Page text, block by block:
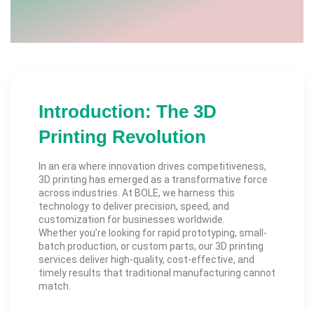
Introduction: The 3D
Printing Revolution
In an era where innovation drives competitiveness,
3D printing has emerged as a transformative force
across industries. At BOLE, we harness this
technology to deliver precision, speed, and
customization for businesses worldwide.
Whether you’re looking for rapid prototyping, small-
batch production, or custom parts, our 3D printing
services deliver high-quality, cost-effective, and
timely results that traditional manufacturing cannot
match.